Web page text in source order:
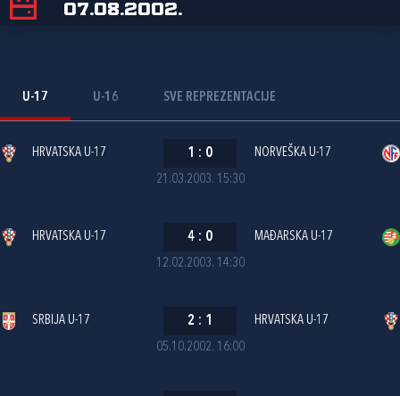
07.08.2002.
U-17 U-16 SVE REPREZENTACIJE
21.03.2003. 15:30
HRVATSKA U-17 1 : 0 NORVEŠKA U-17
12.02.2003. 14:30
HRVATSKA U-17 4 : 0 MAĐARSKA U-17
05.10.2002. 16:00
SRBIJA U-17 2 : 1 HRVATSKA U-17